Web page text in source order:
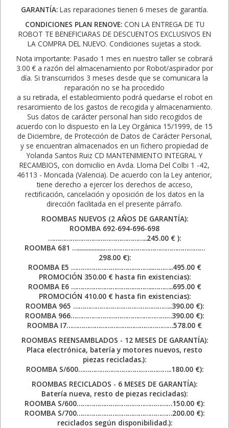
GARANTÍA: Las reparaciones tienen 6 meses de garantía.
CONDICIONES PLAN RENOVE:CON LA ENTREGA DE TU
ROBOT TE BENEFICIARAS DE DESCUENTOS EXCLUSIVOS EN
LA COMPRA DEL NUEVO. Condiciones sujetas a stock.
Nota importante: Pasado 1 mes en nuestro taller se cobrará
3.00 € a razón del almacenamiento por Robot/aspirador por
día. Si transcurridos 3 meses desde que se comunicara la
reparación no se ha procedido
a su retirada, el establecimiento podrá quedarse el robot en
resarcimiento de los gastos de recogida y almacenamiento.
Sus datos de carácter personal han sido recogidos de
acuerdo con lo dispuesto en la Ley Orgánica 15/1999, de 15
de Diciembre, de Protección de Datos de Carácter Personal,
y se encuentran almacenados en un fichero propiedad de
Yolanda Santos Ruiz CD MANTENIMIENTO INTEGRAL Y
RECAMBIOS, con domicilio en Avda. Lloma Del Colbi 1 -42,
46113 - Moncada (Valencia). De acuerdo con la Ley anterior,
tiene derecho a ejercer los derechos de acceso,
rectificación, cancelación y oposición de los datos en la
dirección facilitada en el presente párrafo.
ROOMBAS NUEVOS (2 AÑOS DE GARANTÍA):
ROOMBA 692-694-696-698
……………………………………………..245.00 € ):
ROOMBA 681 ….................………………………………………………
298.00 €):
ROOMBA E5 ……………………………………..………..495.00 €
PROMOCIÓN 350.00 € hasta fin existencias):
ROOMBA E6 ……………………………………..………..695.00 €
PROMOCIÓN 410.00 € hasta fin existencias):
ROOMBA 965 ……………………………………………..390.00 €):
ROOMBA 966………………………………………………390.00 €):
ROOMBA I7…………………………………………………578.00 €
ROOMBAS REENSAMBLADOS - 12 MESES DE GARANTÍA):
Placa electrónica, batería y motores nuevos, resto
piezas recicladas.):
ROOMBA S/600…………………………………………..180.00 €):
ROOMBAS RECICLADOS - 6 MESES DE GARANTÍA):
Batería nueva, resto de piezas recicladas):
ROOMBA S/600……………………………………………150.00 €):
ROOMBA S/700……………………………………………200.00 €):
reciclados según disponibilidad.):